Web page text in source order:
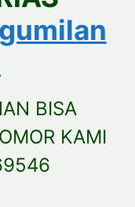
BISA
KAMI